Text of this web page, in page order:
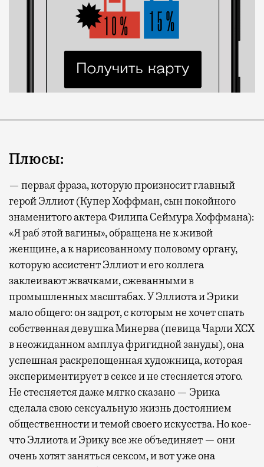
Плюсы:
— первая фраза, которую произносит главный
герой Эллиот (Купер Хоффман, сын покойного
знаменитого актера Филипа Сеймура Хоффмана):
«Я раб этой вагины», обращена не к живой
женщине, а к нарисованному половому органу,
которую ассистент Эллиот и его коллега
заклеивают жвачками, сжеванными в
промышленных масштабах. У Эллиота и Эрики
мало общего: он задрот, с которым не хочет спать
собственная девушка Минерва (певица Чарли XCX
в неожиданном амплуа фригидной зануды), она
успешная раскрепощенная художница, которая
экспериментирует в сексе и не стесняется этого.
Не стесняется даже мягко сказано — Эрика
сделала свою сексуальную жизнь достоянием
общественности и темой своего искусства. Но кое-
что Эллиота и Эрику все же объединяет — они
очень хотят заняться сексом, и вот уже она